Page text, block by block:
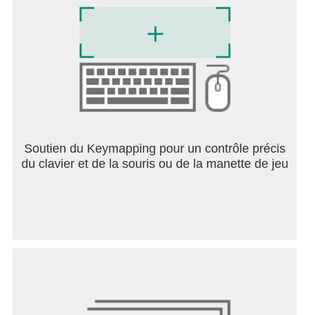
Soutien du Keymapping pour un contrôle précis
du clavier et de la souris ou de la manette de jeu